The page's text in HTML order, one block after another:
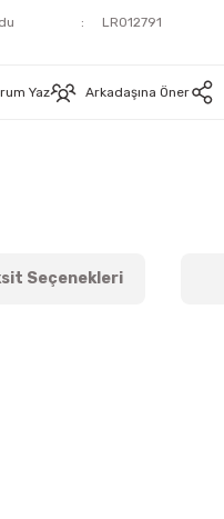
LR012791
Yaz Arkadaşına Öner
Seçenekleri